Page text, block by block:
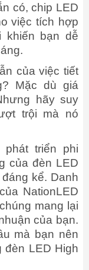
có, chip LED
việc tích hợp
khiến bạn dễ
của việc tiết
Mặc dù giá
hãy suy
trội mà nó
triển phi
của đèn LED
kể. Danh
NationLED
mang lại
của bạn.
mà bạn nên
LED High